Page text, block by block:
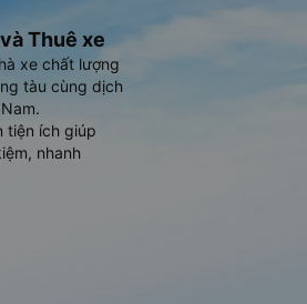
Thuê xe
xe chất lượng
tàu cùng dịch
tiện ích giúp
nhanh